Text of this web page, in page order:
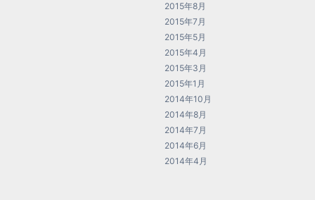
2015年8月
2015年7月
2015年5月
2015年4月
2015年3月
2015年1月
2014年10月
2014年8月
2014年7月
2014年6月
2014年4月